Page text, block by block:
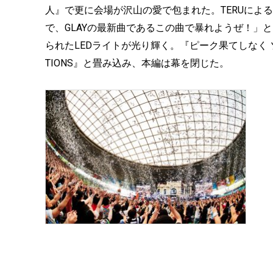
人』で更に会場が沢山の愛で包まれた。TERUによ
で、GLAYの最新曲であるこの曲で暴れようぜ！」
られたLEDライトが光り輝く。『ピーク果てしなく
TIONS』と畳み込み、本編は幕を閉じた。